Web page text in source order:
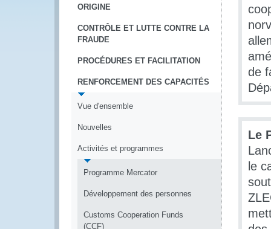
ORIGINE
CONTRÔLE ET LUTTE CONTRE LA
FRAUDE
PROCÉDURES ET FACILITATION
RENFORCEMENT DES CAPACITÉS
Vue d'ensemble
Nouvelles
Activités et programmes
Programme Mercator
Développement des personnes
Customs Cooperation Funds
(CCF)
de
Le
le